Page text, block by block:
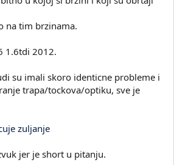
na tim brzinama.
1.6tdi 2012.
su imali skoro identicne probleme i
trapa/tockova/optiku, sve je
zuljanje
jer je short u pitanju.